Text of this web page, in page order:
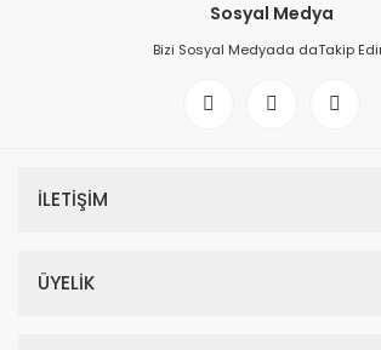
Sosyal Medya
Bizi Sosyal Medyada daTakip
İLETİŞİM
ÜYELİK